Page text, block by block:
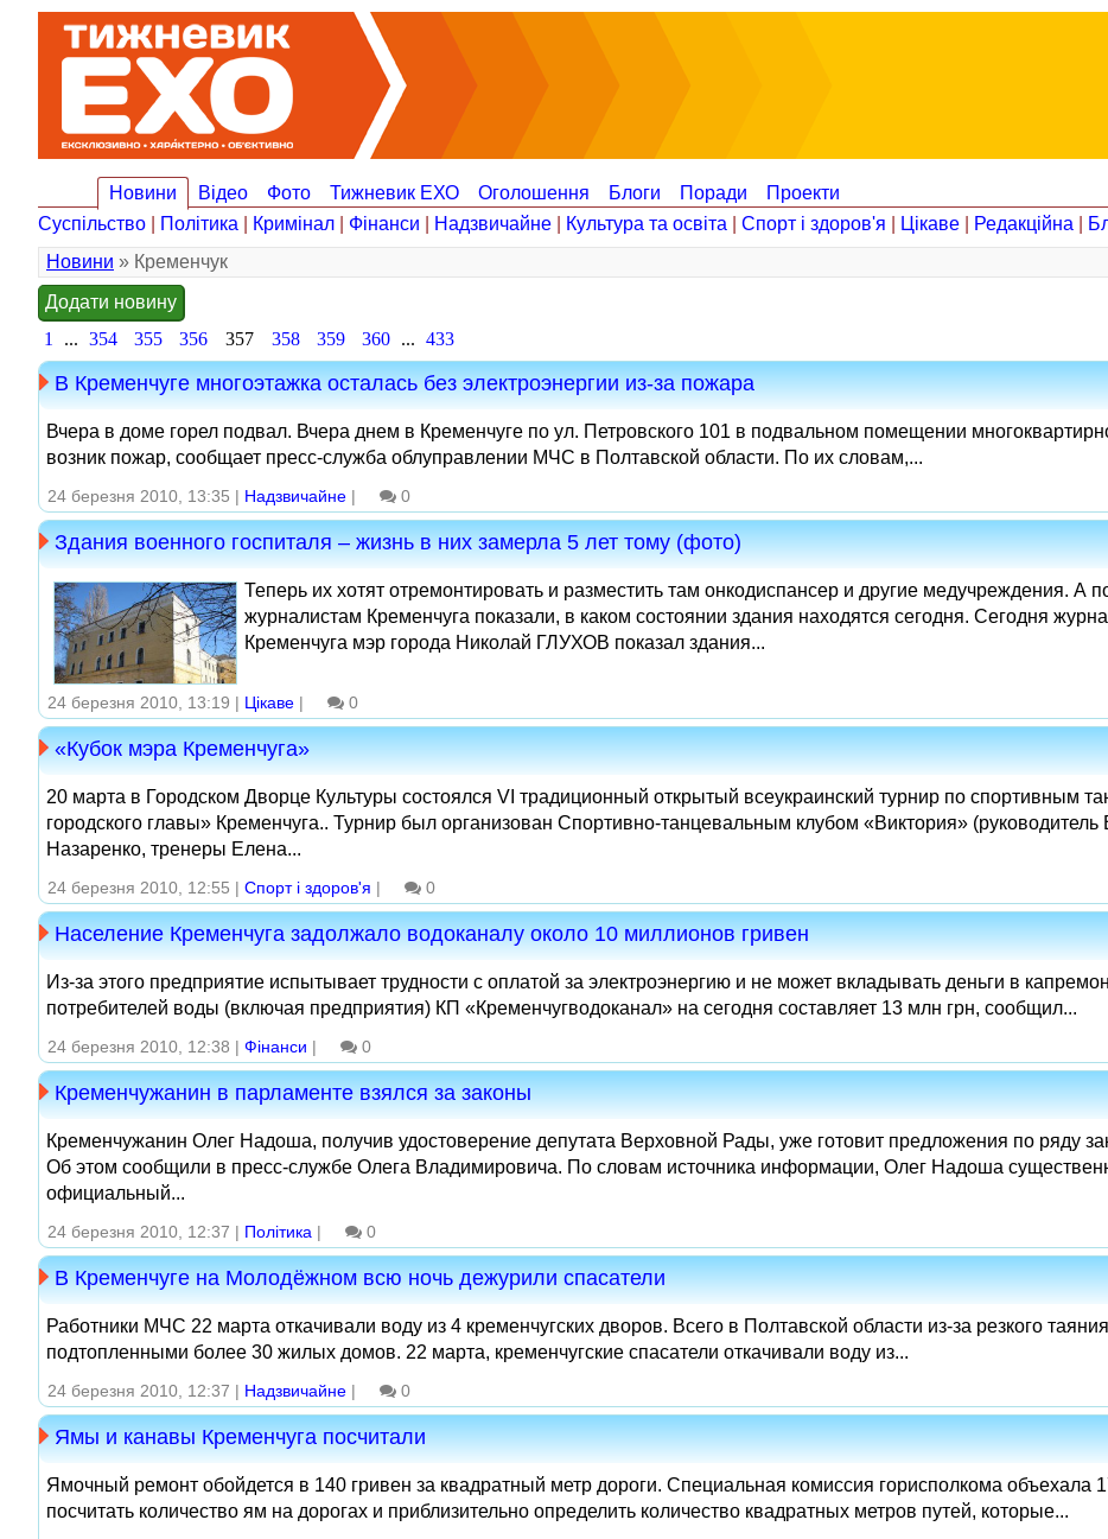
Новини Відео Фото Тижневик ЕХО Оголошення Блоги Поради
Проекти
Суспільство
Політика Кримінал Фінанси Надзвичайне Культура та освіта Спорт і здоров'я Цікаве Редакційна
Новини » Кременчук
Додати новину
1
... 354 355 356 357 358 359 360 ... 433
В Кременчуге многоэтажка осталась без электроэнергии из-за пожара
Вчера в доме горел подвал. Вчера днем в Кременчуге по ул. Петровского 101 в подвальном помещении
возник пожар, сообщает пресс-служба облуправлении МЧС в Полтавской области. По их словам,...
24 березня 2010, 13:35 | Надзвичайне | 0
Здания военного госпиталя – жизнь в них замерла 5 лет тому (фото)
Теперь их хотят отремонтировать и разместить там онкодиспансер и другие медучреждения. А
журналистам Кременчуга показали, в каком состоянии здания находятся сегодня. Сегодня
Кременчуга мэр города Николай ГЛУХОВ показал здания...
24 березня 2010, 13:19 | Цікаве | 0
«Кубок мэра Кременчуга»
20 марта в Городском Дворце Культуры состоялся VI традиционный открытый всеукраинский турнир по спортивным
городского главы» Кременчуга.. Турнир был организован Спортивно-танцевальным клубом «Виктория» (руководитель
Назаренко, тренеры Елена...
24 березня 2010, 12:55 | Спорт і здоров'я | 0
Население Кременчуга задолжало водоканалу около 10 миллионов гривен
Из-за этого предприятие испытывает трудности с оплатой за электроэнергию и не может вкладывать деньги в
потребителей воды (включая предприятия) КП «Кременчугводоканал» на сегодня составляет 13 млн грн, сообщил...
24 березня 2010, 12:38 | Фінанси | 0
Кременчужанин в парламенте взялся за законы
Кременчужанин Олег Надоша, получив удостоверение депутата Верховной Рады, уже готовит предложения по ряду
Об этом сообщили в пресс-службе Олега Владимировича. По словам источника информации, Олег Надоша
официальный...
24 березня 2010, 12:37 | Політика | 0
В Кременчуге на Молодёжном всю ночь дежурили спасатели
Работники МЧС 22 марта откачивали воду из 4 кременчугских дворов. Всего в Полтавской области из-за резкого
подтопленными более 30 жилых домов. 22 марта, кременчугские спасатели откачивали воду из...
24 березня 2010, 12:37 | Надзвичайне | 0
Ямы и канавы Кременчуга посчитали
Ямочный ремонт обойдется в 140 гривен за квадратный метр дороги. Специальная комиссия горисполкома объехала
посчитать количество ям на дорогах и приблизительно определить количество квадратных метров путей, которые...